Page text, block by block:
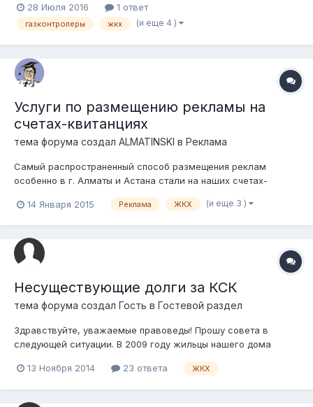
сыном белили дом и в этом им помогали соседи. Контролер
проверив счетчик ушла - замечаний не было. 23 числа,
28 Июля 2016 1 ответ
газконтролеры жкх (и еще 4 )
Услуги по размещению рекламы на
счетах-квитанциях
тема форума создал ALMATINSKI в Реклама
Самый распространенный способ размещения реклам
особенно в г. Алматы и Астана стали на наших счетах-
рекламу недобросовестной? Что такая реклама
не пользующиеся рекламируемыми товарами (работами...
14 Января 2015 Реклама ЖКХ (и еще 3 )
Несуществующие долги за КСК
тема форума создал Гость в Гостевой раздел
Здравствуйте, уважаемые правоведы! Прошу совета в
следующей ситуации. В 2009 году жильцы нашего дома
(услуги КСК) с ИП "Сафронов". Все это время я являлась
заключении договора с Сафронов...
13 Ноября 2014 23 ответа ЖКХ